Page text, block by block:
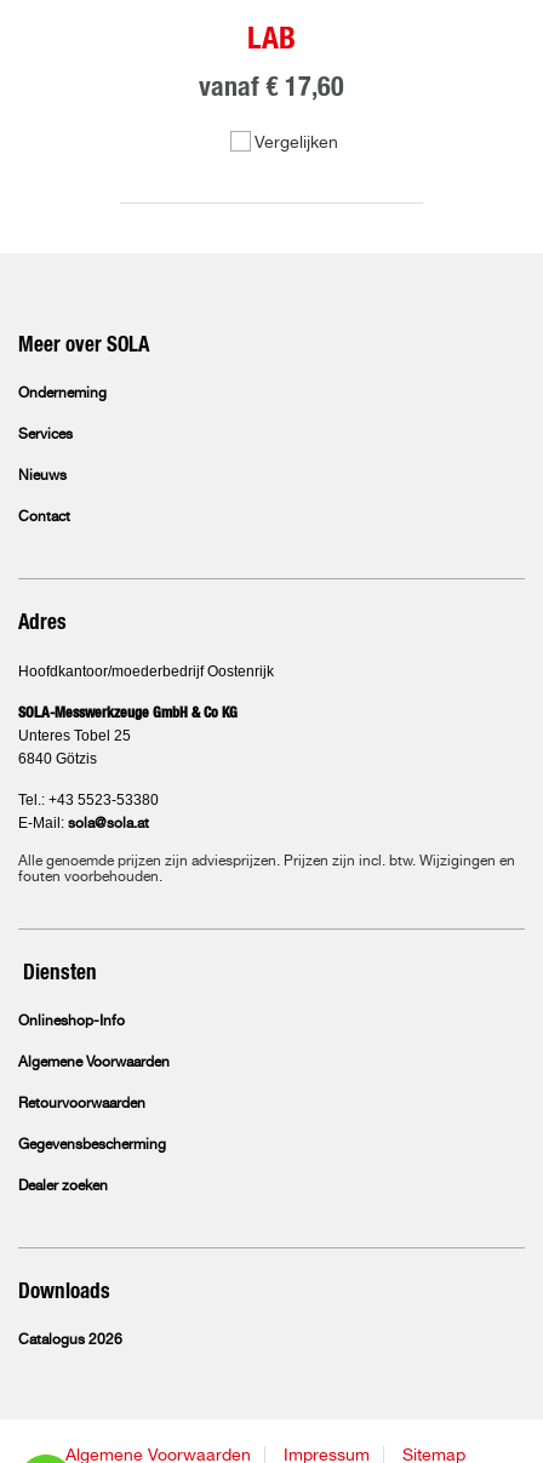
LAB
vanaf € 17,60
Vergelijken
Meer over SOLA
Onderneming
Services
Nieuws
Contact
Adres
Hoofdkantoor/moederbedrijf Oostenrijk
SOLA-Messwerkzeuge GmbH & Co KG
Unteres Tobel 25
6840 Götzis
Tel.: +43 5523-53380
E-Mail: sola@sola.at
Alle genoemde prijzen zijn adviesprijzen. Prijzen zijn incl. btw. Wijzigingen en
fouten voorbehouden.
Diensten
Onlineshop-Info
Algemene Voorwaarden
Retourvoorwaarden
Gegevensbescherming
Dealer zoeken
Downloads
Catalogus 2026
Algemene Voorwaarden Impressum Sitemap